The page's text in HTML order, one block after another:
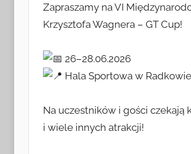
z
e
n
Zapraszamy na VI
Krzysztofa Wagnera – GT Cup!
26–28.06.2026
Hala Sportowa w Radkowie
Na uczestników i gości
i wiele innych atrakcji!